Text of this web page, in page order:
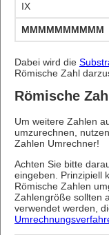
IX
Dabei wird die
Römische Zahl
Römische
Um weitere Zahlen
umzurechnen,
Zahlen Umrechner!
Achten Sie bitte
eingeben. Prinzipiell
Römische Zahlen
Zahlengröße sollten
verwendet werden,